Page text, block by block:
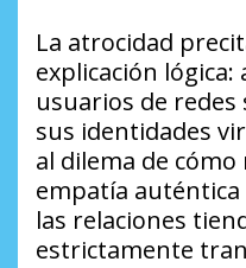
La atrocidad
explicación lógica:
usuarios de redes
sus identidades
al dilema de
empatía
las relaciones
estrictamente